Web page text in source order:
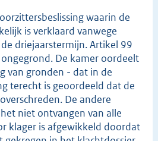
waarin de
is verklaard vanwege
driejaarstermijn. Artikel 99
De kamer oordeelt
van gronden - dat in de
terecht is geoordeeld dat de
De andere
niet ontvangen van alle
klager is afgewikkeld doordat